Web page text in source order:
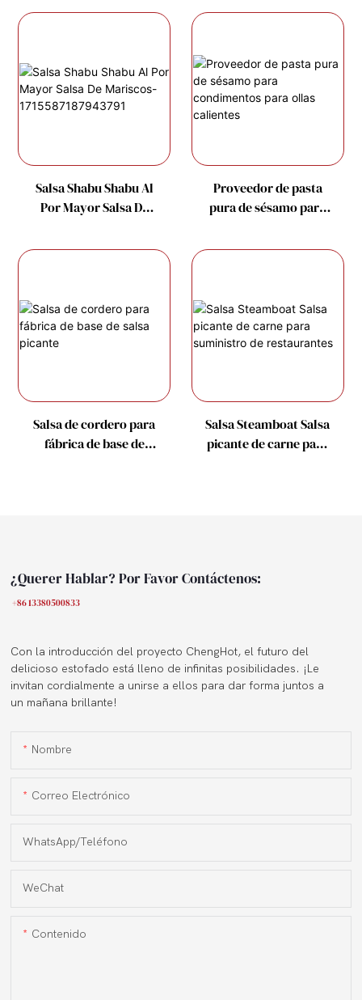
caliente
de sopa de olla
Salsa Shabu Shabu Al
Por Mayor Salsa De
1715587187943791
Proveedor de pasta
pura de sésamo para
ollas calientes
Salsa de cordero para
fábrica de base de
Salsa Steamboat Salsa
picante de carne para
¿Querer Hablar? Por Favor Contáctenos:
+86 13380500833
Con la introducción del proyecto ChengHot, el futuro del
delicioso estofado está lleno de infinitas posibilidades. ¡Le
invitan cordialmente a unirse a ellos para dar forma juntos a
un mañana brillante!
Nombre
Correo Electrónico
WhatsApp/Teléfono
WeChat
Contenido